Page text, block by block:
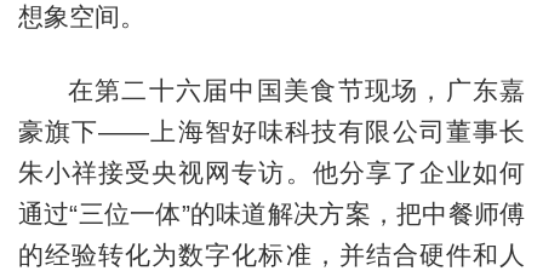
想象空间。
在第二十六届中国美食节现场，广东嘉
豪旗下——上海智好味科技有限公司董事长
朱小祥接受央视网专访。他分享了企业如何
通过“三位一体”的味道解决方案，把中餐师傅
的经验转化为数字化标准，并结合硬件和人